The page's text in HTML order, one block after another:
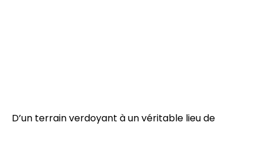
D’un terrain verdoyant à un véritable lieu de